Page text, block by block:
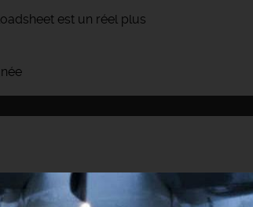
est un réel plus